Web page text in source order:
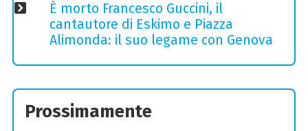
È morto Francesco Guccini, il
cantautore di Eskimo e Piazza
Alimonda: il suo legame con Genova
Prossimamente